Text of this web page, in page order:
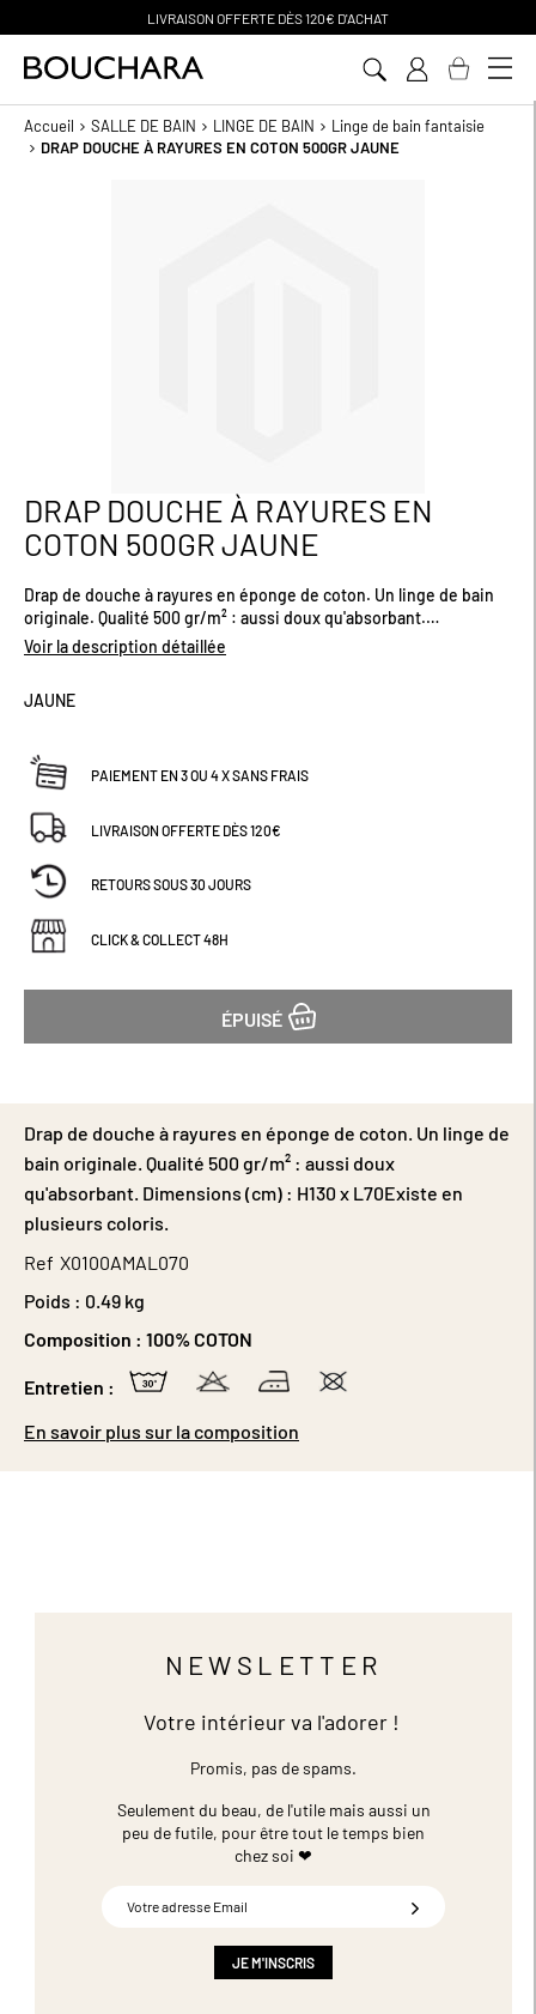
PAIEMENT EN 3 SANS FRAIS
Accueil SALLE DE BAIN LINGE DE BAIN
Linge de bain fantaisie
DRAP DOUCHE À RAYURES EN COTON 500GR JAUNE
Passer
au
début
la
Galerie
d’images
DRAP DOUCHE À RAYURES EN
COTON 500GR JAUNE
Drap de douche à rayures en éponge de coton. Un linge de bain
originale. Qualité 500 gr/m² : aussi doux qu'absorbant.
Dimensions (cm) : H130 x L70Existe en plusieurs coloris.
Voir la description détaillée
JAUNE
PAIEMENT EN 3 OU 4 X SANS FRAIS
LIVRAISON OFFERTE DÈS 120€
RETOURS SOUS 30 JOURS
CLICK & COLLECT 48H
ÉPUISÉ
Drap de douche à rayures en éponge de coton. Un linge de
bain originale. Qualité 500 gr/m² : aussi doux
qu'absorbant. Dimensions (cm) : H130 x L70Existe en
plusieurs coloris.
Ref X0100AMAL070
Poids : 0.49 kg
Composition : 100% COTON
Entretien :
En savoir plus sur la composition
NEWSLETTER
Votre intérieur va l'adorer !
Promis, pas de spams.
Seulement du beau, de l'utile mais aussi un
peu de futile, pour être tout le temps bien
chez soi ❤
JE M'INSCRIS